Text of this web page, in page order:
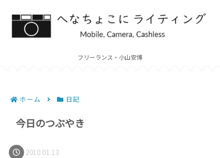
フリーランス・小山安博
ホーム 日記
今日のつぶやき
2010.01.13